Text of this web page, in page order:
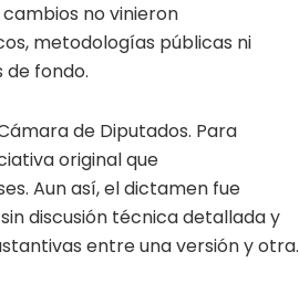
no vinieron
metodologías públicas ni
fondo.
de Diputados. Para
original que
Aun así, el dictamen fue
discusión técnica detallada y
entre una versión y otra.